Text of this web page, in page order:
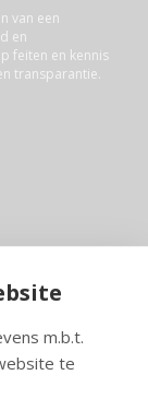
m.b.t.
te
van een
en
feiten en kennis
transparantie.